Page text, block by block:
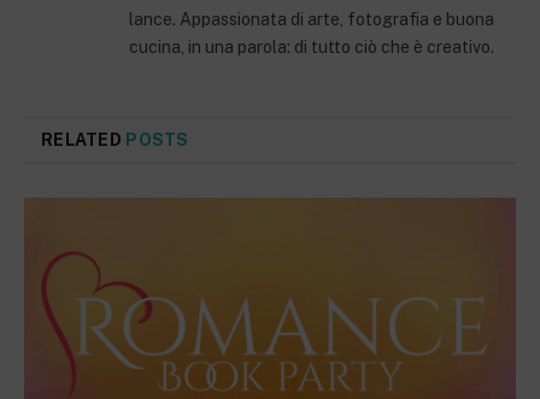
lance. Appassionata di arte, fotografia e buona
cucina, in una parola: di tutto ciò che è creativo.
RELATED POSTS